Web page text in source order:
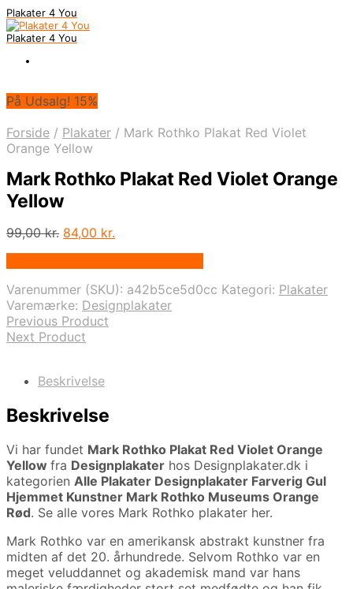
Plakater 4 You
Plakater 4 You
På Udsalg! 15%
Forside / Plakater / Mark Rothko Plakat Red Violet
Orange Yellow
Mark Rothko Plakat Red Violet Orange
Yellow
99,00kr. Den
99,00 kr..
84,00 kr.
84,00 kr..
Varenummer (SKU): a42b5ce5d0cc Kategori: Plakater
Varemærke: Designplakater
Previous Product
Next Product
Beskrivelse
Beskrivelse
Vi har fundet Mark Rothko Plakat Red Violet Orange
Yellow fra Designplakater hos Designplakater.dk i
kategorien Alle Plakater Designplakater Farverig Gul
Hjemmet Kunstner Mark Rothko Museums Orange
Rød. Se alle vores Mark Rothko plakater her.
Mark Rothko var en amerikansk abstrakt kunstner fra
midten af det 20. århundrede. Selvom Rothko var en
meget veluddannet og akademisk mand var hans